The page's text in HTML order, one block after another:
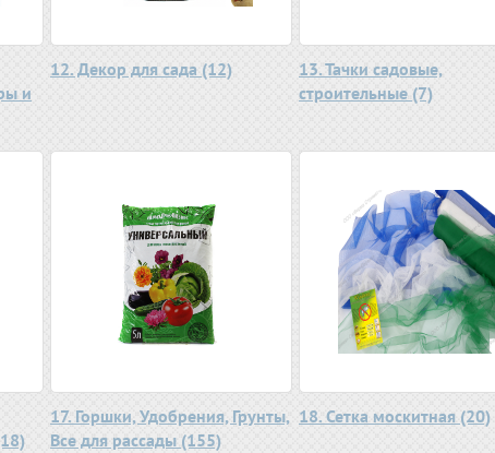
и
12. Декор для сада (12)
13. Тачки садовые,
строительные (7)
17. Горшки, Удобрения, Грунты,
Все для рассады (155)
18. Сетка москитная (20)